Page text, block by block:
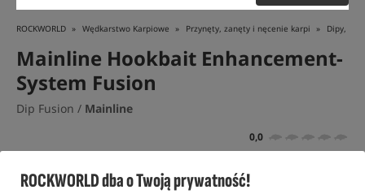
ROCKWORLD dba o Twoją prywatność!
ROCKWORLD Wędkarstwo Karpiowe Przynęty, zanęty i nęcenie karpi Dipy,
Mainline Hookbait Enhancement-
System Fusion
Dip Fusion / Mainline
0,0